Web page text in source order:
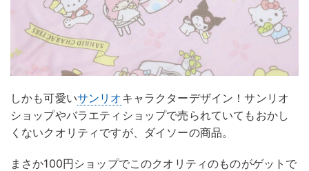
しかも可愛いサンリオキャラクターデザイン！サンリオ
ショップやバラエティショップで売られていてもおかし
くないクオリティですが、ダイソーの商品。
まさか100円ショップでこのクオリティのものがゲットで